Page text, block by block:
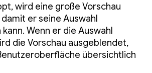
wird eine große Vorschau
er seine Auswahl
Wenn er die Auswahl
die Vorschau ausgeblendet,
übersichtlich